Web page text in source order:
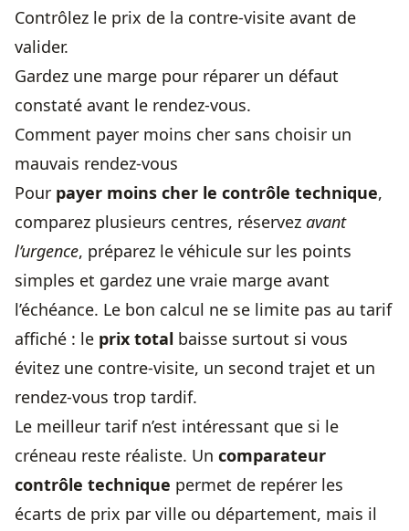
Contrôlez le prix de la contre-visite avant de
valider.
Gardez une marge pour réparer un défaut
constaté avant le rendez-vous.
Comment payer moins cher sans choisir un
mauvais rendez-vous
Pour payer moins cher le contrôle technique,
comparez plusieurs centres, réservez avant
l’urgence, préparez le véhicule sur les points
simples et gardez une vraie marge avant
l’échéance. Le bon calcul ne se limite pas au tarif
affiché : le prix total baisse surtout si vous
évitez une contre-visite, un second trajet et un
rendez-vous trop tardif.
Le meilleur tarif n’est intéressant que si le
créneau reste réaliste. Un comparateur
contrôle technique permet de repérer les
écarts de prix par ville ou département, mais il